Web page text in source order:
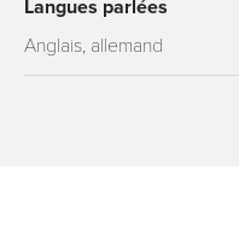
Langues parlées
Anglais, allemand